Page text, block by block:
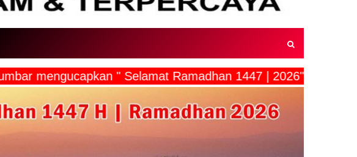
mengucapkan " Selamat Ramadhan 1447 | 2026"